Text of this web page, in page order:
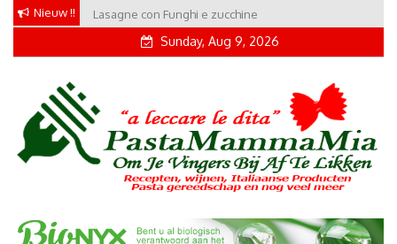
Skip
Nieuw !! Lasagne con Funghi e zucchine
Sunday, Aug 9, 2026
Pastamammamia
Pastarecepten om je vingers bij af te likken